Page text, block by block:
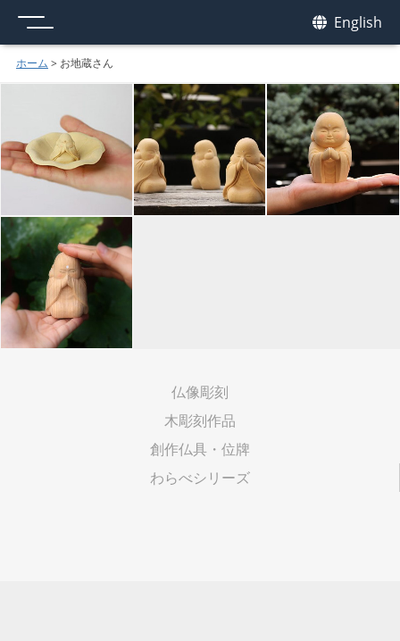
English
ホーム > お地蔵さん
仏像彫刻
木彫刻作品
創作仏具・位牌
わらべシリーズ